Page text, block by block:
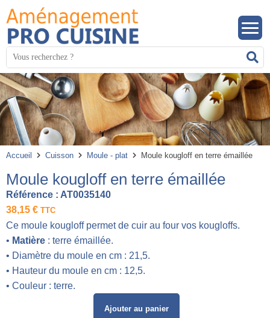
Mots
clés
:
Accueil Cuisson Moule - plat Moule kougloff en terre émaillée
Moule kougloff en terre émaillée
Référence : AT0035140
38,15 € TTC
Ce moule kougloff permet de cuir au four vos kougloffs.
• Matière : terre émaillée.
• Diamètre du moule en cm : 21,5.
• Hauteur du moule en cm : 12,5.
• Couleur : terre.
Ajouter au panier
Panneau de gestion des cookies